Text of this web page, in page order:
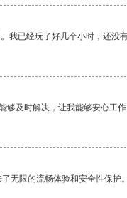
我已经玩了好几个小时，还没有
及时解决，让我能够安心工作
无限的流畅体验和安全性保护。